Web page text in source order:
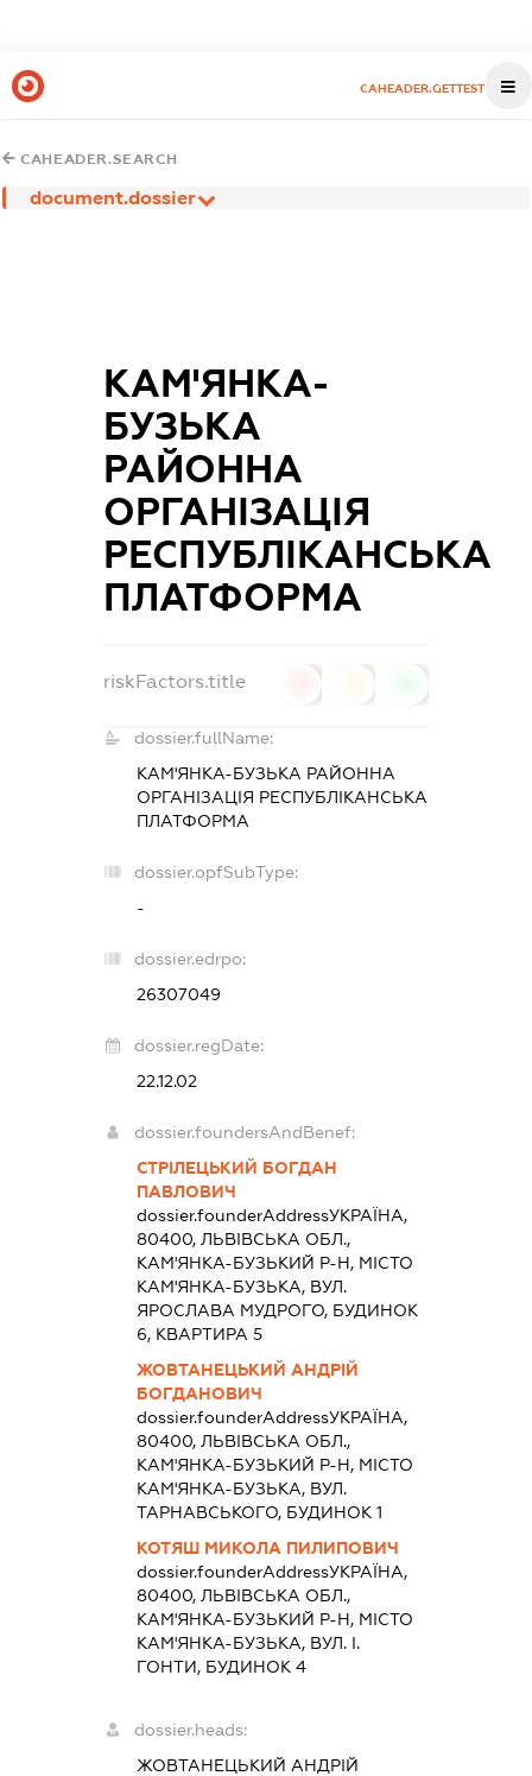
CAHEADER.GETTEST
CAHEADER.SEARCH
document.dossier
КАМ'ЯНКА-
БУЗЬКА
РАЙОННА
ОРГАНІЗАЦІЯ
РЕСПУБЛІКАНСЬКА
ПЛАТФОРМА
riskFactors.title
dossier.fullName:
КАМ'ЯНКА-БУЗЬКА РАЙОННА
ОРГАНІЗАЦІЯ РЕСПУБЛІКАНСЬКА
ПЛАТФОРМА
dossier.opfSubType:
-
dossier.edrpo:
26307049
dossier.regDate:
22.12.02
dossier.foundersAndBenef:
СТРІЛЕЦЬКИЙ БОГДАН
ПАВЛОВИЧ
dossier.founderAddressУКРАЇНА,
80400, ЛЬВІВСЬКА ОБЛ.,
КАМ'ЯНКА-БУЗЬКИЙ Р-Н, МІСТО
КАМ'ЯНКА-БУЗЬКА, ВУЛ.
ЯРОСЛАВА МУДРОГО, БУДИНОК
6, КВАРТИРА 5
ЖОВТАНЕЦЬКИЙ АНДРІЙ
БОГДАНОВИЧ
dossier.founderAddressУКРАЇНА,
80400, ЛЬВІВСЬКА ОБЛ.,
КАМ'ЯНКА-БУЗЬКИЙ Р-Н, МІСТО
КАМ'ЯНКА-БУЗЬКА, ВУЛ.
ТАРНАВСЬКОГО, БУДИНОК 1
КОТЯШ МИКОЛА ПИЛИПОВИЧ
dossier.founderAddressУКРАЇНА,
80400, ЛЬВІВСЬКА ОБЛ.,
КАМ'ЯНКА-БУЗЬКИЙ Р-Н, МІСТО
КАМ'ЯНКА-БУЗЬКА, ВУЛ. І.
ГОНТИ, БУДИНОК 4
dossier.heads:
ЖОВТАНЕЦЬКИЙ АНДРІЙ